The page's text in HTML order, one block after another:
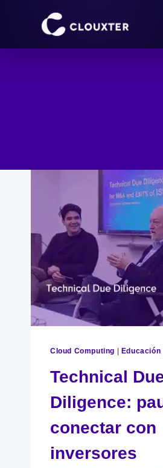
Cloud Computing Educación
Technical
Diligence:
conectar con
inversores